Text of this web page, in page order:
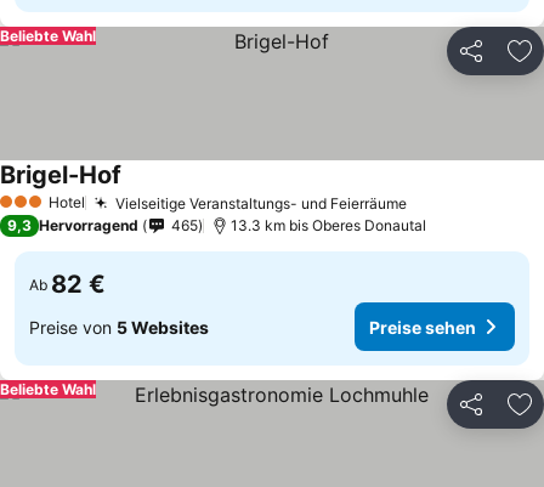
Teilen
Beliebte Wahl
3 SterneHotel Vielseitige Veranstaltungs- und Feierräume
Brigel-Hof
9,3 Hervorragend 465 13.3 km bis Oberes Donautal
Ab 82 €
Preise von 5 Websites Preise sehen
Teilen
Beliebte Wahl